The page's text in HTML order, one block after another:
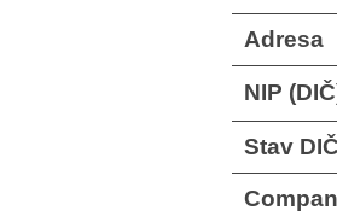
Adresa
NIP
Stav DIČ